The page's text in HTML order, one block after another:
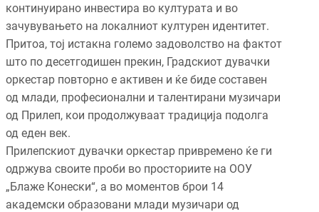
континуирано инвестира во културата и во
зачувувањето на локалниот културен идентитет.
Притоа, тој истакна големо задоволство на фактот
што по десетгодишен прекин, Градскиот дувачки
оркестар повторно е активен и ќе биде составен
од млади, професионални и талентирани музичари
од Прилеп, кои продолжуваат традиција подолга
од еден век.
Прилепскиот дувачки оркестар привремено ќе ги
одржува своите проби во просториите на ООУ
„Блаже Конески“, а во моментов брои 14
академски образовани млади музичари од